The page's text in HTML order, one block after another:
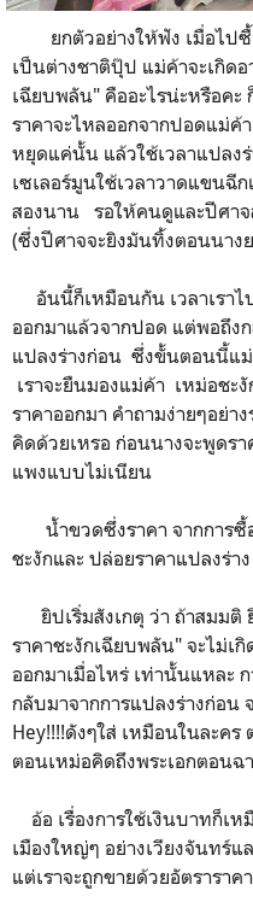
ยกตัวอย่างให้ฟัง เมื่อไปซื้อ
เป็นต่างชาติปุ๊ป แม่ค้าจะเกิดอ
เฉียบพลัน" คืออะไรน่ะหรือคะ
ราคาจะไหลออกจากปอดแม่ค้
หยุดแค่นั้น แล้วใช้เวลาแปลง
เซเลอร์มูนใช้เวลาวาดแขนฉี
สองนาน รอให้คนดูและปีศาจ
(ซึ่งปีศาจจะยิงมันทิ้งตอนนาง
อันนี้ก็เหมือนกัน เวลาเราไ
ออกมาแล้วจากปอด แต่พอถึงก
แปลงร่างก่อน ซึ่งขั้นตอนนี้แม่
เราจะยืนมองแม่ค้า เหม่อชะ
ราคาออกมา คำถามง่ายๆอย่า
คิดด้วยเหรอ ก่อนนางจะพูดร
แพงแบบไม่เนียน
น้ำขวดซึ่งราคา จากการซื้
ชะงักและ ปล่อยราคาแปลงร่า
ยิปเริ่มสังเกตุ ว่า ถ้าสมมติ
ราคาชะงักเฉียบพลัน" จะไม่เ
ออกมาเมื่อไหร่ เท่านั้นแหละ
กลับมาจากการแปลงร่างก่อน
Hey!!!!ดังๆใส่ เหมือนในละคร
ตอนเหม่อคิดถึงพระเอกตอน
อ้อ เรื่องการใช้เงินบาทก็เห
เมืองใหญ่ๆ อย่างเวียงจันทร์
แต่เราจะถูกขายด้วยอัตรารา